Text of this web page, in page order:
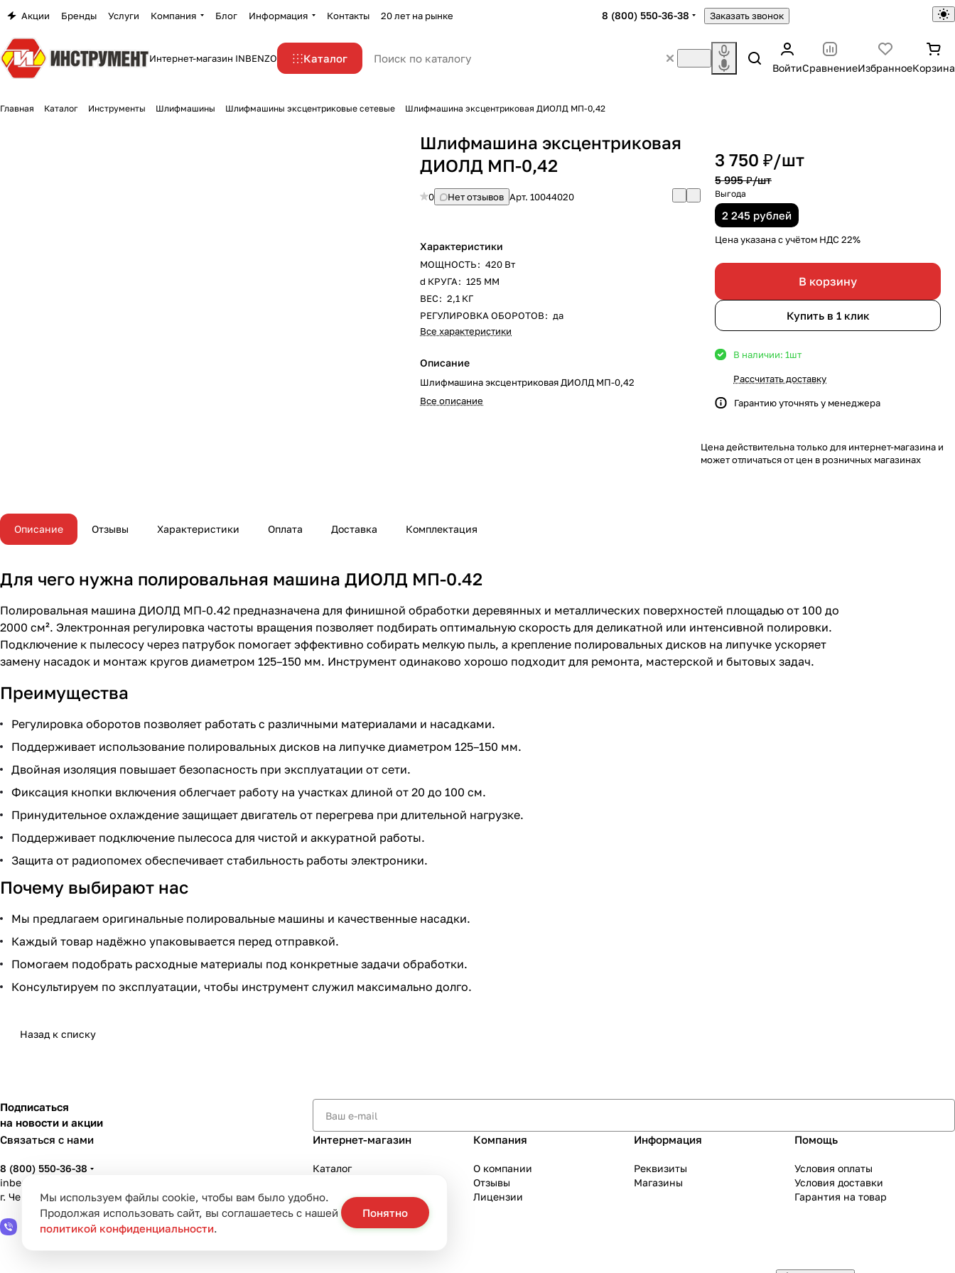
Мы используем файлы cookie, чтобы вам было удобно.
Продолжая использовать сайт, вы соглашаетесь с нашей
политикой конфиденциальности.
Понятно
Акции Бренды Услуги Компания Блог Информация Контакты 20 лет на рынке 8 (800) 550-36-38 Заказать звонок
Интернет-магазин INBENZO Каталог
ВойтиСравнениеИзбранноеКорзина
Главная Каталог Инструменты Шлифмашины Шлифмашины эксцентриковые сетевые Шлифмашина эксцентриковая ДИОЛД МП-0,42
Шлифмашина эксцентриковая
ДИОЛД МП-0,42
0 Нет отзывов Арт.10044020
Характеристики
МОЩНОСТЬ: 420 Вт
d КРУГА: 125 ММ
ВЕС: 2,1 КГ
РЕГУЛИРОВКА ОБОРОТОВ: да
Все характеристики
Описание
Шлифмашина эксцентриковая ДИОЛД МП-0,42
Все описание
3 750 ₽/шт
5 995 ₽/шт
Выгода
2 245 рублей
Цена указана с учётом НДС 22%
В корзину
Купить в 1 клик
В наличии: 1шт
Рассчитать доставку
Гарантию уточнять у менеджера
Цена действительна только для интернет-магазина и
может отличаться от цен в розничных магазинах
Описание Отзывы Характеристики Оплата Доставка Комплектация
Для чего нужна полировальная машина ДИОЛД МП-0.42
Полировальная машина ДИОЛД МП-0.42 предназначена для финишной обработки деревянных и металлических поверхностей площадью от 100 до
2000 см². Электронная регулировка частоты вращения позволяет подбирать оптимальную скорость для деликатной или интенсивной полировки.
Подключение к пылесосу через патрубок помогает эффективно собирать мелкую пыль, а крепление полировальных дисков на липучке ускоряет
замену насадок и монтаж кругов диаметром 125–150 мм. Инструмент одинаково хорошо подходит для ремонта, мастерской и бытовых задач.
Преимущества
Регулировка оборотов позволяет работать с различными материалами и насадками.
Поддерживает использование полировальных дисков на липучке диаметром 125–150 мм.
Двойная изоляция повышает безопасность при эксплуатации от сети.
Фиксация кнопки включения облегчает работу на участках длиной от 20 до 100 см.
Принудительное охлаждение защищает двигатель от перегрева при длительной нагрузке.
Поддерживает подключение пылесоса для чистой и аккуратной работы.
Защита от радиопомех обеспечивает стабильность работы электроники.
Почему выбирают нас
Мы предлагаем оригинальные полировальные машины и качественные насадки.
Каждый товар надёжно упаковывается перед отправкой.
Помогаем подобрать расходные материалы под конкретные задачи обработки.
Консультируем по эксплуатации, чтобы инструмент служил максимально долго.
Назад к списку
Подписаться
на новости и акции
Связаться с нами
8 (800) 550-36-38
inbenzo35@list.ru
г. Череповец, ул. Вологодская, д. 50А
Интернет-магазин
Каталог
Бренды
Услуги
Компания
О компании
Отзывы
Лицензии
Информация
Реквизиты
Магазины
Помощь
Условия оплаты
Условия доставки
Гарантия на товар